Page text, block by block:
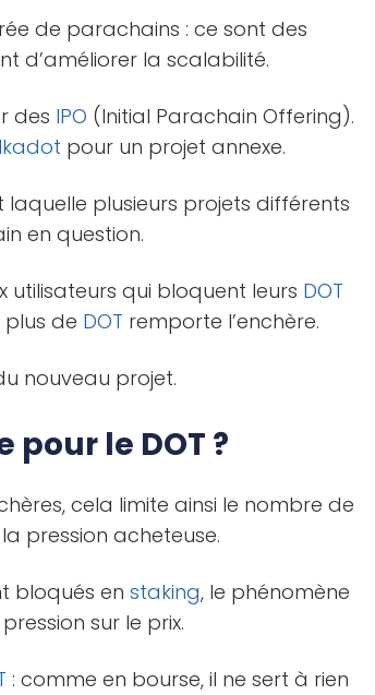
de parachains : ce sont des
d’améliorer la scalabilité.
des IPO (Initial Parachain Offering).
pour un projet annexe.
plusieurs projets différents
en question.
utilisateurs qui bloquent leurs DOT
plus de DOT remporte l’enchère.
nouveau projet.
le DOT ?
cela limite ainsi le nombre de
pression acheteuse.
bloqués enstaking, le phénomène
sur le prix.
: comme en bourse, il ne sert à rien